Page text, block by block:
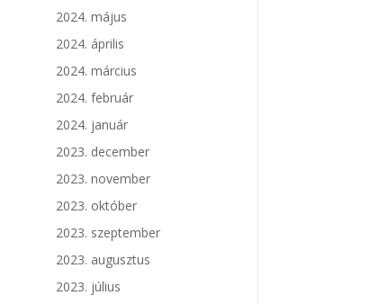
2024. május
2024. április
2024. március
2024. február
2024. január
2023. december
2023. november
2023. október
2023. szeptember
2023. augusztus
2023. július